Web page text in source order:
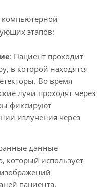
компьютерной
этапов:
: Пациент проходит
в которой находятся
Во время
лучи проходят через
фиксируют
излучения через
данные
который использует
пациента.